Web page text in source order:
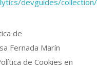
de
Fernada Marín
de Cookies en